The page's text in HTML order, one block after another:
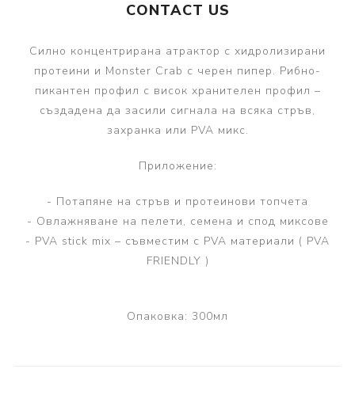
CONTACT US
Силно концентрирана атрактор с хидролизирани
протеини и Monster Crab с черен пипер. Рибно-
пикантен профил с висок хранителен профил –
създадена да засили сигнала на всяка стръв,
захранка или PVA микс.
Приложение:
- Потапяне на стръв и протеинови топчета
- Овлажняване на пелети, семена и спод миксове
- PVA stick mix – съвместим с PVA материали ( PVA
FRIENDLY )
Опаковка: 300мл